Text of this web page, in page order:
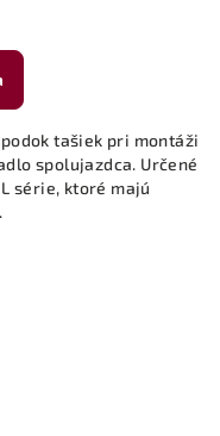
tašiek pri montáži
spolujazdca. Určené
série, ktoré majú